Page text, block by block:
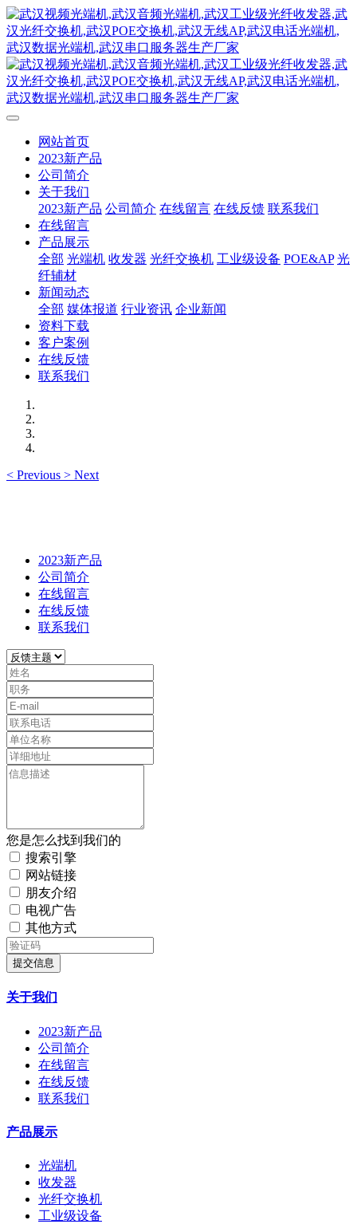
网站首页
2023新产品
公司简介
关于我们
2023新产品 公司简介 在线留言 在线反馈 联系我们
在线留言
产品展示
全部 光端机 收发器 光纤交换机 工业级设备 POE&AP 光
纤辅材
新闻动态
全部 媒体报道 行业资讯 企业新闻
资料下载
客户案例
在线反馈
联系我们
< Previous > Next
2023新产品
公司简介
在线留言
在线反馈
联系我们
您是怎么找到我们的
搜索引擎
网站链接
朋友介绍
电视广告
其他方式
提交信息
关于我们
2023新产品
公司简介
在线留言
在线反馈
联系我们
产品展示
光端机
收发器
光纤交换机
工业级设备